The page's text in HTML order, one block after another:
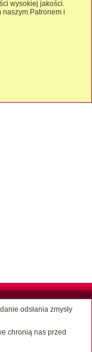
wysokiej jakości.
Patronem i
odsłania zmysły
chronią nas przed